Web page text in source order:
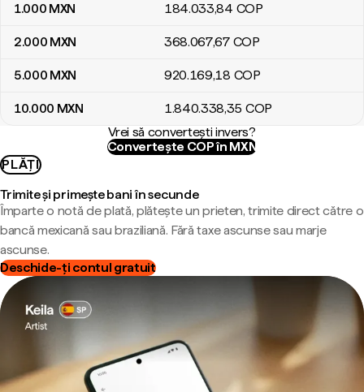
1.000 MXN 184.033,84 COP
2.000 MXN 368.067,67 COP
5.000 MXN 920.169,18 COP
10.000 MXN 1.840.338,35 COP
Vrei să convertești invers?
Convertește COP în MXN
PLĂȚI
Trimite și primește bani în secunde
Împarte o notă de plată, plătește un prieten, trimite direct către o
bancă mexicană sau braziliană. Fără taxe ascunse sau marje
ascunse.
Deschide-ți contul gratuit